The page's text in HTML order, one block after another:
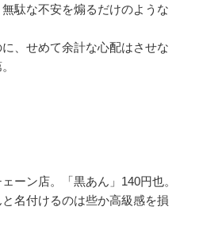
無駄な不安を煽るだけのような
、せめて余計な心配はさせな
ーン店。「黒あん」140円也。
名付けるのは些か高級感を損